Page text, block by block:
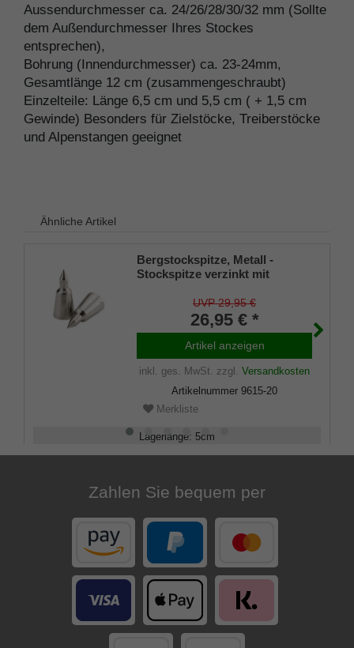
Aussendurchmesser ca. 24/26/28/30/32 mm (Sollte
dem Außendurchmesser Ihres Stockes
entsprechen),
Bohrung (Innendurchmesser) ca. 23-24mm,
Gesamtlänge 12 cm (zusammengeschraubt)
Einzelteile: Länge 6,5 cm und 5,5 cm ( + 1,5 cm
Gewinde) Besonders für Zielstöcke, Treiberstöcke
und Alpenstangen geeignet
Ähnliche Artikel
Bergstockspitze, Metall -
Stockspitze verzinkt mit
Durchmesser (VE 2 Stück)
UVP 29,95 €
26,95 € *
Artikel anzeigen
inkl. ges. MwSt. zzgl. Versandkosten
Artikelnummer 9615-20
Merkliste
Lagerlänge: 5cm
Zahlen Sie bequem per